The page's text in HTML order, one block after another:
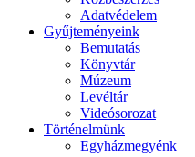
Adatvédelem
Gyűjteményeink
Bemutatás
Könyvtár
Múzeum
Levéltár
Videósorozat
Történelmünk
Egyházmegyénk